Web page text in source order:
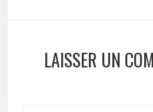
LAISSER UN